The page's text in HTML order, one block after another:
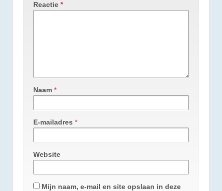
Reactie *
Naam *
E-mailadres *
Website
Mijn naam, e-mail en site opslaan in deze